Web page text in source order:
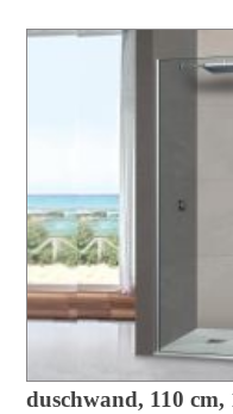
duschwand, 110 cm,